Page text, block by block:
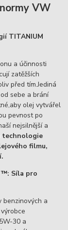
VW
TITANIUM
a účinnosti
zatěžších
před tím.Jediná
sebe a brání
olej vytvářel
pevnost po
nejsilnější a
technologie
filmu,
Síla pro
benzinových a
30 a